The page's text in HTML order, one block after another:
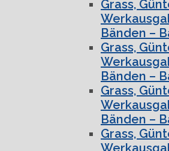
Grass,
Bänden –
Grass,
Bänden –
Grass,
Bänden –
Grass,